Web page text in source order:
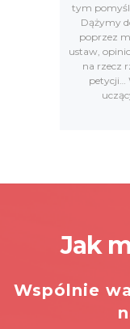
tym
Dążymy
poprzez
ustaw,
na rzecz
petycji…
Jak
Wspólnie